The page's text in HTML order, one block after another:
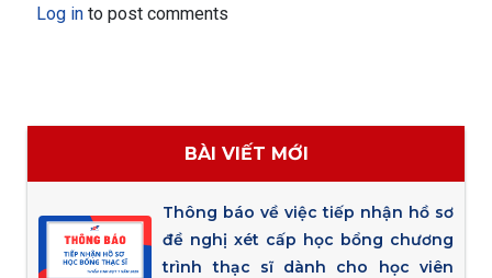
Log in to post comments
BÀI VIẾT MỚI
Thông báo về việc tiếp nhận hồ sơ
đề nghị xét cấp học bổng chương
trình thạc sĩ dành cho học viên